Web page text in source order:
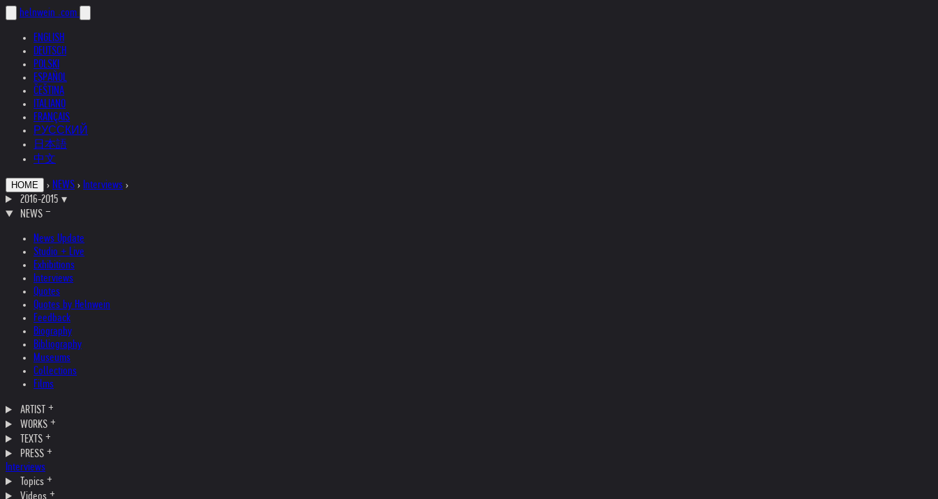
helnwein .com
ENGLISH
DEUTSCH
POLSKI
ESPAÑOL
ČEŠTINA
ITALIANO
FRANÇAIS
РУССКИЙ
日本語
中文
HOME › NEWS › Interviews ›
2016-2015 ▾
NEWS
News Update
Studio + Live
Exhibitions
Interviews
Quotes
Quotes by Helnwein
Feedback
Biography
Bibliography
Museums
Collections
Films
ARTIST
WORKS
TEXTS
PRESS
Interviews
Topics
Videos